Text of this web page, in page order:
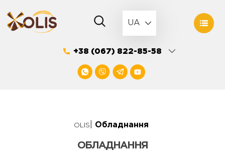
to
content
UA
+38 (067) 822-85-58
OLIS Обладнання
ОБЛАДНАННЯ